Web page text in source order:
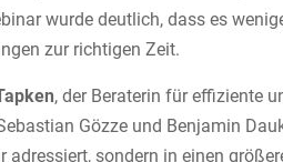
wurde deutlich, dass es
zur richtigen Zeit.
, der Beraterin für effiziente
Gözze und Benjamin
sondern in einen